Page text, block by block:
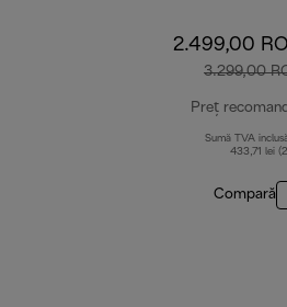
2.499,00
3.299,00
Preț
Sumă TVA
433,71 lei
Compară